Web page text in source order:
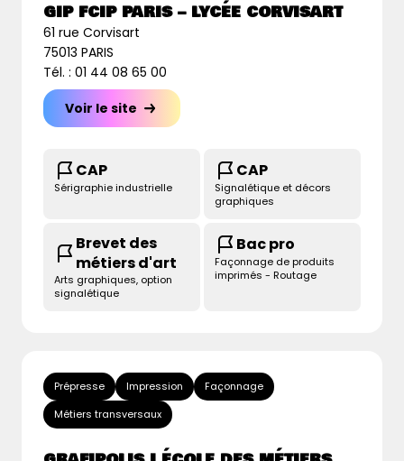
GIP FCIP PARIS – LYCÉE CORVISART
61 rue Corvisart
75013 PARIS
Tél. : 01 44 08 65 00
Voir le site
CAP
Sérigraphie industrielle
CAP
Signalétique et décors
graphiques
Brevet des
métiers d'art
Arts graphiques, option
signalétique
Bac pro
Façonnage de produits
imprimés - Routage
Prépresse Impression
Façonnage
Métiers transversaux